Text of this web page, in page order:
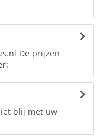
De prijzen
blij met uw